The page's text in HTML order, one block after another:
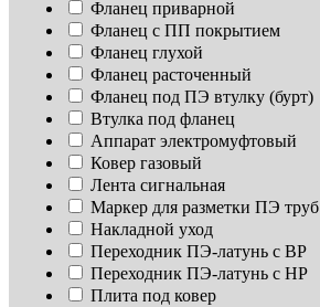
Фланец приварной
Фланец с ПП покрытием
Фланец глухой
Фланец расточенный
Фланец под ПЭ втулку (бурт)
Втулка под фланец
Аппарат электромуфтовый
Ковер газовый
Лента сигнальная
Маркер для разметки ПЭ труб
Накладной уход
Переходник ПЭ-латунь с ВР
Переходник ПЭ-латунь с НР
Плита под ковер